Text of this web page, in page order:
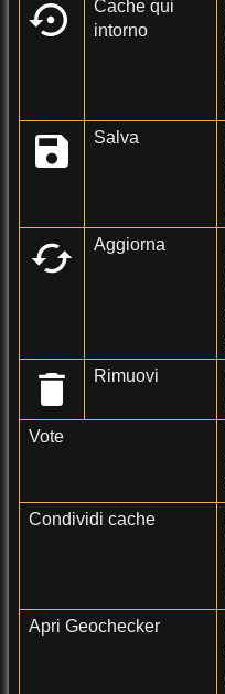
Cache qui
intorno
Salva
Aggiorna
Rimuovi
Vote
Condividi cache
Apri Geochecker